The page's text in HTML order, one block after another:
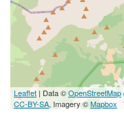
Leaflet | Data ©OpenStreetMap
CC-BY-SA, Imagery ©Mapbox